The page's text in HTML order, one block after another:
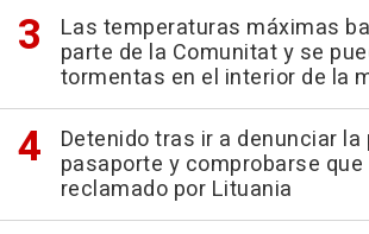
Las temperaturas máximas
parte de la Comunitat y se
tormentas en el interior de la
Detenido tras ir a denunciar la
pasaporte y comprobarse
reclamado por Lituania